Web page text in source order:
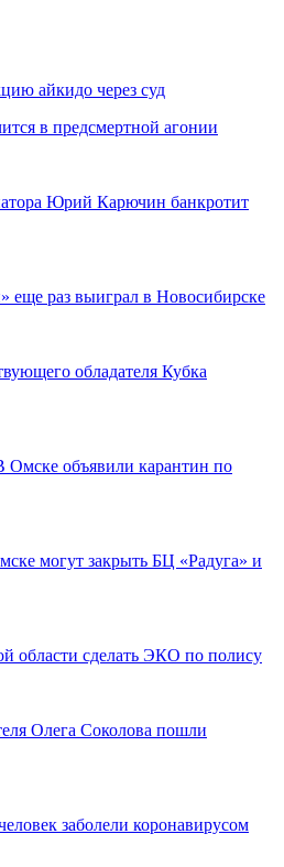
айкидо через суд
в предсмертной агонии
Юрий Карючин банкротит
раз выиграл в Новосибирске
обладателя Кубка
объявили карантин по
могут закрыть БЦ «Радуга» и
области сделать ЭКО по полису
Олега Соколова пошли
заболели коронавирусом